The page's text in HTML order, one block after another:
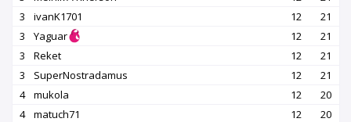
3
ivanK1701 12
21
3
Yaguar 12
21
3
Reket 12
21
3
SuperNostradamus 12
21
4
mukola 12
20
4
matuch71 12
20